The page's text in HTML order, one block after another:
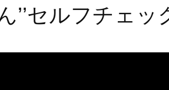
’’セルフチェッ